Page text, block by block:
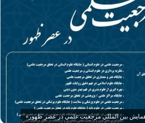
بين المللي مرجعيت علمي در عصر ظهور»